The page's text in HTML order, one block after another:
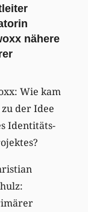
nähere
Wie kam
zu der Idee
Identitäts-